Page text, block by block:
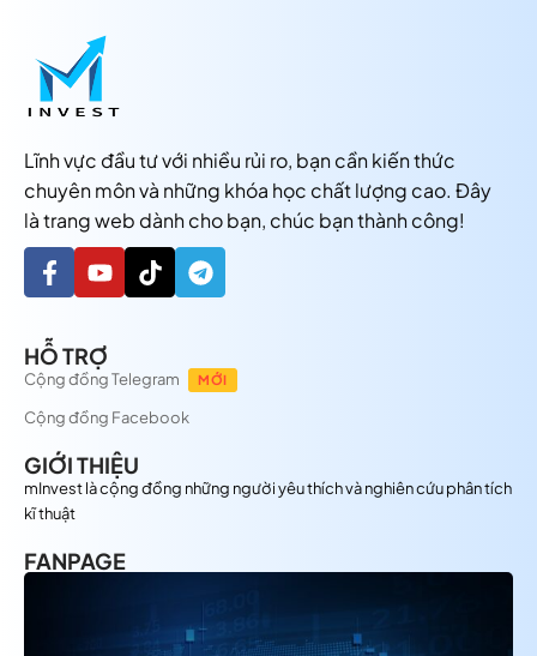
Lĩnh vực đầu tư với nhiều rủi ro, bạn cần kiến thức
chuyên môn và những khóa học chất lượng cao. Đây
là trang web dành cho bạn, chúc bạn thành công!
HỖ TRỢ
Cộng đồng Telegram MỚI
Cộng đồng Facebook
GIỚI THIỆU
mInvest là cộng đồng những người yêu thích và nghiên cứu phân tích
kĩ thuật
FANPAGE